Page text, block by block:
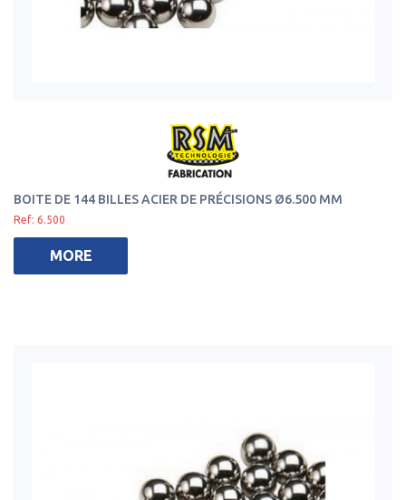
BOITE DE 144 BILLES ACIER DE PRÉCISIONS Ø6.500 MM
Ref: 6.500
MORE